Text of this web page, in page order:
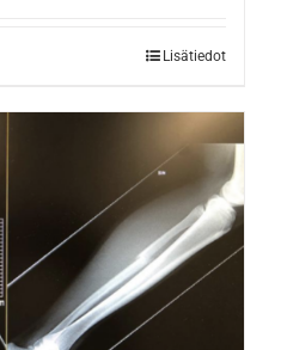
Lisätiedot